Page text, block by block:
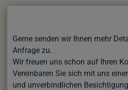
Gerne senden wir Ihnen mehr
Anfrage zu.
Wir freuen uns schon auf Ihren
Vereinbaren Sie sich mit uns
und unverbindlichen